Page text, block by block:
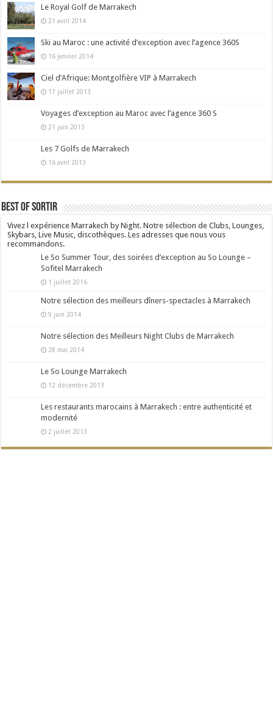
Le Royal Golf de Marrakech
21 avril 2014
Ski au Maroc : une activité d’exception avec l’agence 360S
16 janvier 2014
Ciel d’Afrique: Montgolfière VIP à Marrakech
17 juillet 2013
Voyages d’exception au Maroc avec l’agence 360 S
21 juin 2013
Les 7 Golfs de Marrakech
16 avril 2013
Best Of Sortir
Vivez l expérience Marrakech by Night. Notre sélection de Clubs, Lounges,
Skybars, Live Music, discothèques. Les adresses que nous vous
recommandons.
Le So Summer Tour, des soirées d’exception au So Lounge –
Sofitel Marrakech
1 juillet 2016
Notre sélection des meilleurs dîners-spectacles à Marrakech
9 juin 2014
Notre sélection des Meilleurs Night Clubs de Marrakech
28 mai 2014
Le So Lounge Marrakech
12 décembre 2013
Les restaurants marocains à Marrakech : entre authenticité et
modernité
2 juillet 2013